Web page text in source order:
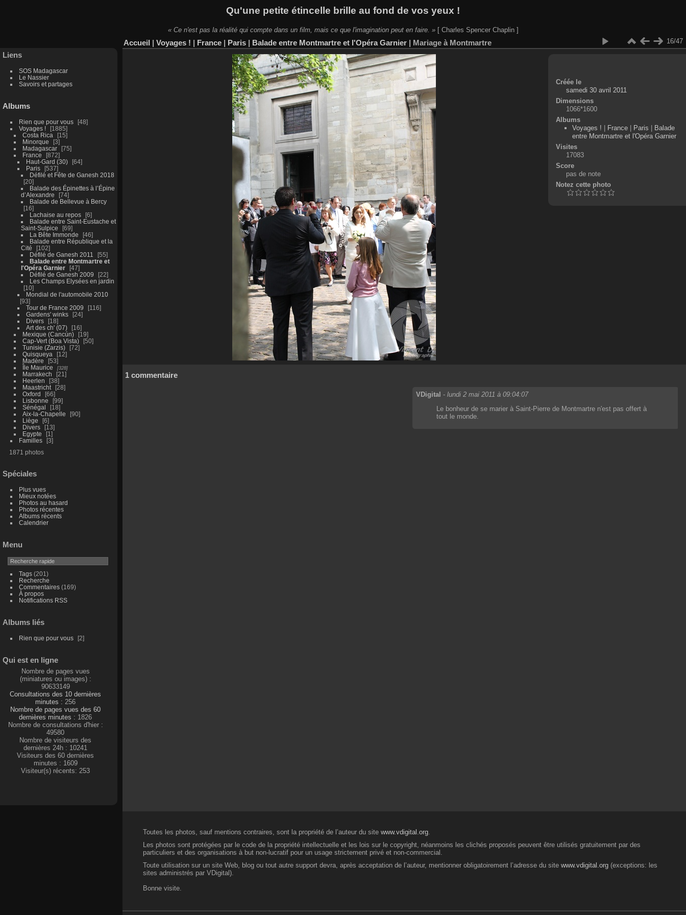
Qu'une petite étincelle brille au fond de vos yeux !
« Ce n'est pas la réalité qui compte dans un film, mais ce que l'imagination peut en faire. »[ Charles Spencer Chaplin ]
Liens
SOS Madagascar
Le Nassier
Savoirs et partages
Albums
Rien que pour vous
48
Voyages !
1885
Costa Rica
15
Minorque
3
Madagascar
75
France
872
Haut-Gard (30)
64
Paris
537
Défilé et Fête de Ganesh 2018
20
Balade des Épinettes à l’Épine
d’Alexandre
74
Balade de Bellevue à Bercy
16
Lachaise au repos
6
Balade entre Saint-Eustache et
Saint-Sulpice
69
La Bête Immonde
46
Balade entre République et la
Cité
102
Défilé de Ganesh 2011
55
Balade entre Montmartre et
l'Opéra Garnier
47
Défilé de Ganesh 2009
22
Les Champs Elysées en jardin
10
Mondial de l'automobile 2010
93
Tour de France 2009
116
Gardens' winks
24
Divers
18
Art des ch' (07)
16
Mexique (Cancún)
19
Cap-Vert (Boa Vista)
50
Tunisie (Zarzis)
72
Quisqueya
12
Madère
53
Île Maurice
328
Marrakech
21
Heerlen
38
Maastricht
28
Oxford
66
Lisbonne
99
Sénégal
18
Aix-la-Chapelle
90
Liège
6
Divers
13
Egypte
1
Familles
3
1871 photos
Spéciales
Plus vues
Mieux notées
Photos au hasard
Photos récentes
Albums récents
Calendrier
Menu
Tags(201)
Recherche
Commentaires(169)
À propos
Notifications RSS
Albums liés
Rien que pour vous 2
Qui est en ligne
Nombre de pages vues
(miniatures ou images) :
90633149
Consultations des 10 dernières
minutes : 256
Nombre de pages vues des 60
dernières minutes : 1826
Nombre de consultations d'hier :
49580
Nombre de visiteurs des
dernières 24h : 10241
Visiteurs des 60 dernières
minutes : 1609
Visiteur(s) récents: 253
Accueil | Voyages ! | France | Paris | Balade entre Montmartre et l'Opéra Garnier | Mariage à Montmartre 16/47
Créée le
samedi 30 avril 2011
Dimensions
1066*1600
Albums
Voyages !
France Paris
Balade
entre Montmartre et l'Opéra Garnier
Visites
17083
Score
pas de note
Notez cette photo
1 commentaire
VDigital - lundi 2 mai 2011 à 09:04:07
Le bonheur de se marier à Saint-Pierre de Montmartre n'est pas offert à
tout le monde.
Toutes les photos, sauf mentions contraires, sont la propriété de l’auteur du site www.vdigital.org
Les photos sont protégées par le code de la propriété intellectuelle et les lois sur le copyright, néanmoins les clichés proposés peuvent être utilisés gratuitement par des
particuliers et des organisations à but non-lucratif pour un usage strictement privé et non-commercial.
Toute utilisation sur un site Web, blog ou tout autre support devra, après acceptation de l’auteur, mentionner obligatoirement l’adresse du site www.vdigital.org (exceptions: les
sites administrés par VDigital).
Bonne visite.